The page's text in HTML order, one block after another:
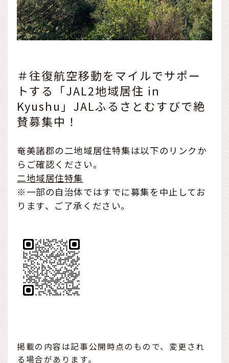
＃往復航空移動をマイルでサポー
トする「JAL2地域居住 in
Kyushu」JALふるさとむすびで絶
賛募集中！
奄美諸郡の二地域居住特集は以下のリンクか
らご確認ください。
二地域居住特集
※一部の自治体ではすでに募集を中止してお
ります、ご了承ください。
掲載の内容は記事公開時点のもので、変更され
る場合があります。